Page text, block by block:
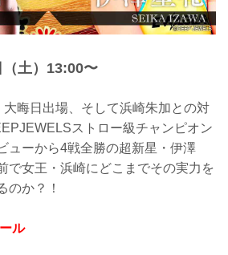
2021年12月21日（火）朝倉未...
土）13:00〜
晦日出場、そして浜崎朱加との対
ストロー級チャンピオン
ューから4戦全勝の超新星・伊澤
で女王・浜崎にどこまでその実力を
のか？！
ル